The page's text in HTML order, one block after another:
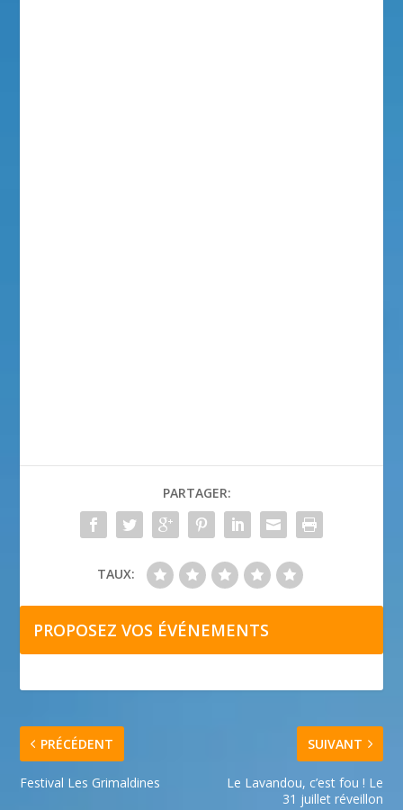
PARTAGER:
TAUX:
PROPOSEZ VOS ÉVÉNEMENTS
PRÉCÉDENT
Festival Les Grimaldines
SUIVANT
Le Lavandou, c’est fou ! Le
31 juillet réveillon